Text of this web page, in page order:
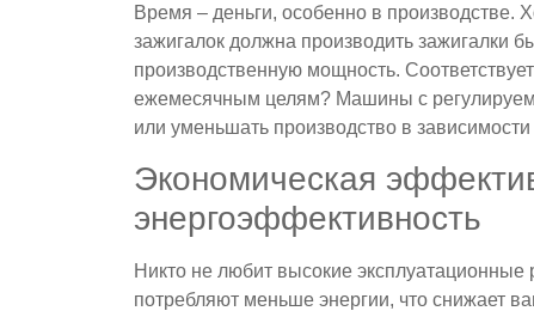
Время – деньги, особенно в производстве.
зажигалок должна производить зажигалки
производственную мощность.
ежемесячным целям? Машины с
или уменьшать производство в зависимости
Экономическая
энергоэффективность
Никто не любит высокие
потребляют меньше энергии, что снижает